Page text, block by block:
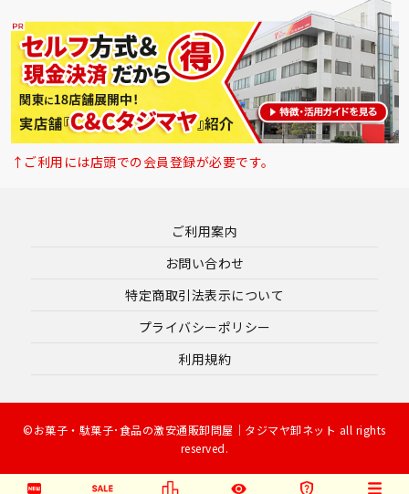
↑ご利用には店頭での会員登録が必要です。
ご利用案内
お問い合わせ
特定商取引法表示について
プライバシーポリシー
利用規約
©お菓子・駄菓子･食品の激安通販卸問屋｜タジマヤ卸ネット all rights
reserved.